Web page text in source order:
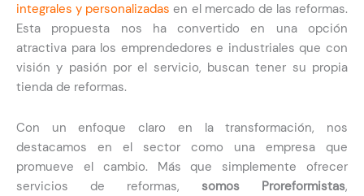
integrales y personalizadas en el mercado de las reformas.
Esta propuesta nos ha convertido en una opción
atractiva para los emprendedores e industriales que con
visión y pasión por el servicio, buscan tener su propia
tienda de reformas.
Con un enfoque claro en la transformación, nos
destacamos en el sector como una empresa que
promueve el cambio. Más que simplemente ofrecer
servicios de reformas, somos Proreformistas,